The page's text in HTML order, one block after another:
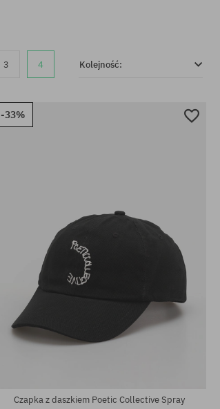
3 4 Kolejność:
-33%
Czapka z daszkiem Poetic Collective Spray